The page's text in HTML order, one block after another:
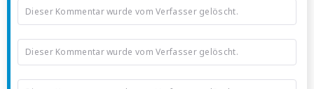
Dieser Kommentar wurde vom Verfasser gelöscht.
Dieser Kommentar wurde vom Verfasser gelöscht.